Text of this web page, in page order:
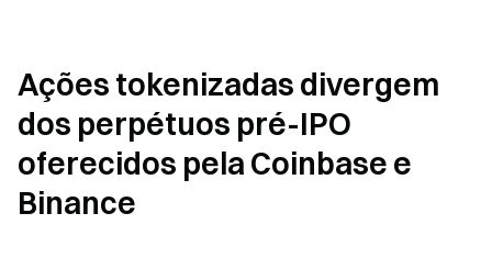
Ações tokenizadas divergem
dos perpétuos pré-IPO
oferecidos pela Coinbase e
Binance